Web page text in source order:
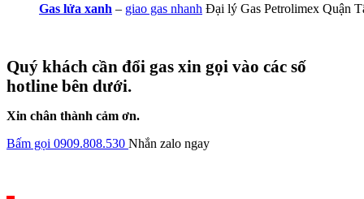
Gas lửa xanh – giao gas nhanh Đại lý Gas Petrolimex Quận
Quý khách cần đổi gas xin gọi vào các số
hotline bên dưới.
Xin chân thành cảm ơn.
Bấm gọi 0909.808.530 Nhắn zalo ngay